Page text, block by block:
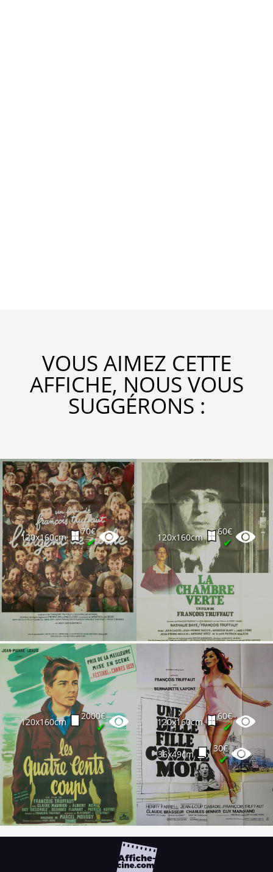
VOUS AIMEZ CETTE
AFFICHE, NOUS VOUS
SUGGÉRONS :
120x160cm
70€
✔ 120x160cm
60€
✔
120x160cm
2000€
✔ 120x160cm
60€
✔
36x49cm
30€
✔